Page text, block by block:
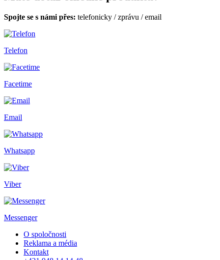
Spojte se s námi přes: telefonicky /zprávu /email
Telefon
Facetime
Email
Whatsapp
Viber
Messenger
O spoločnosti
Reklama a média
Kontakt